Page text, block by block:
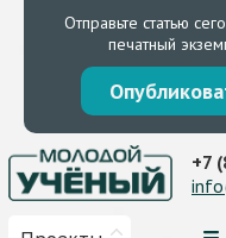
Отправьте статью
печатный
+7